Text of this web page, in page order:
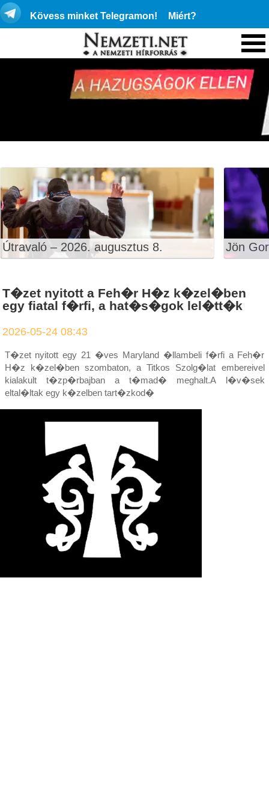
Kövess minket Telegramon! Miért?
Útravaló – 2026. augusztus 8. Jön
T�zet nyitott a Feh�r H�z k�zel�ben
egy fiatal f�rfi, a hat�s�gok lel�tt�k
2026-05-24 08:43
T�zet nyitott egy 21 �ves Maryland �llambeli f�rfi a Feh�r
H�z k�zel�ben szombaton, a Titkos Szolg�lat embereivel
kialakult t�zp�rbajban a t�mad� meghalt.A l�v�sek
eltal�ltak egy k�zelben tart�zkod�